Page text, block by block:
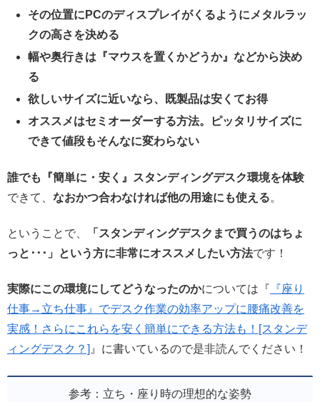
その位置にPCのディスプレイがくるようにメタルラッ
クの高さを決める
幅や奥行きは『マウスを置くかどうか』などから決め
る
欲しいサイズに近いなら、既製品は安くてお得
オススメはセミオーダーする方法。ピッタリサイズに
できて値段もそんなに変わらない
誰でも『簡単に・安く』スタンディングデスク環境を体験
できて、 なおかつ合わなければ他の用途にも使える。
ということで、
「スタンディングデスクまで買うのはちょ
っと･･･」という方に非常にオススメしたい方法です！
実際にこの環境にしてどうなったのかについては『 『座り
仕事→立ち仕事』でデスク作業の効率アップに腰痛改善を
実感！さらにこれらを安く簡単にできる方法も！[スタンデ
ィングデスク？] 』に書いているので是非読んでください！
参考：立ち・座り時の理想的な姿勢